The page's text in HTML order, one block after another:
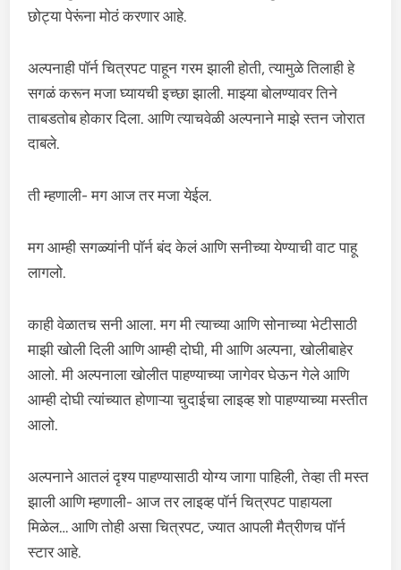
छोट्या पेरूंना मोठं करणार आहे.
अल्पनाही पॉर्न चित्रपट पाहून गरम झाली होती, त्यामुळे तिलाही हे
सगळं करून मजा घ्यायची इच्छा झाली. माझ्या बोलण्यावर तिने
ताबडतोब होकार दिला. आणि त्याचवेळी अल्पनाने माझे स्तन जोरात
दाबले.
ती म्हणाली- मग आज तर मजा येईल.
मग आम्ही सगळ्यांनी पॉर्न बंद केलं आणि सनीच्या येण्याची वाट पाहू
लागलो.
काही वेळातच सनी आला. मग मी त्याच्या आणि सोनाच्या भेटीसाठी
माझी खोली दिली आणि आम्ही दोघी, मी आणि अल्पना, खोलीबाहेर
आलो. मी अल्पनाला खोलीत पाहण्याच्या जागेवर घेऊन गेले आणि
आम्ही दोघी त्यांच्यात होणाऱ्या चुदाईचा लाइव्ह शो पाहण्याच्या मस्तीत
आलो.
अल्पनाने आतलं दृश्य पाहण्यासाठी योग्य जागा पाहिली, तेव्हा ती मस्त
झाली आणि म्हणाली- आज तर लाइव्ह पॉर्न चित्रपट पाहायला
मिळेल… आणि तोही असा चित्रपट, ज्यात आपली मैत्रीणच पॉर्न
स्टार आहे.